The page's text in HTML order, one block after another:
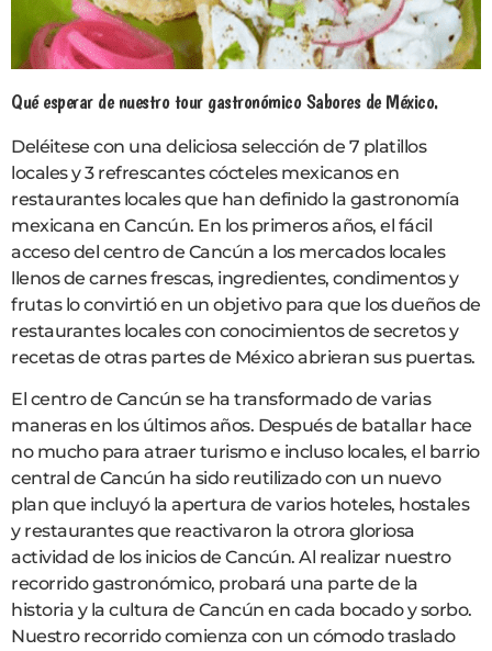
Qué esperar de nuestro tour gastronómico Sabores de México.
Deléitese con una deliciosa selección de 7 platillos
locales y 3 refrescantes cócteles mexicanos en
restaurantes locales que han definido la gastronomía
mexicana en Cancún. En los primeros años, el fácil
acceso del centro de Cancún a los mercados locales
llenos de carnes frescas, ingredientes, condimentos y
frutas lo convirtió en un objetivo para que los dueños de
restaurantes locales con conocimientos de secretos y
recetas de otras partes de México abrieran sus puertas.
El centro de Cancún se ha transformado de varias
maneras en los últimos años. Después de batallar hace
no mucho para atraer turismo e incluso locales, el barrio
central de Cancún ha sido reutilizado con un nuevo
plan que incluyó la apertura de varios hoteles, hostales
y restaurantes que reactivaron la otrora gloriosa
actividad de los inicios de Cancún. Al realizar nuestro
recorrido gastronómico, probará una parte de la
historia y la cultura de Cancún en cada bocado y sorbo.
Nuestro recorrido comienza con un cómodo traslado